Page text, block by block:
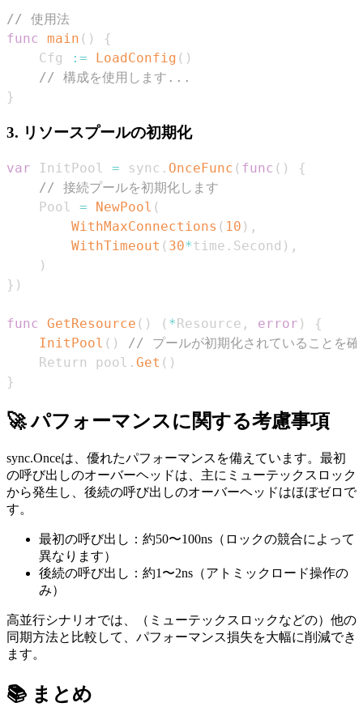
// 使用法
func main ( )
{
	Cfg
:= LoadConfig ( )
// 構成を使用します...
}
3. リソースプールの初期化
var InitPool = sync . OnceFunc ( func ( )
{
// 接続プールを初期化します
	Pool
= NewPool (
WithMaxConnections ( 10 ) ,
WithTimeout ( 30*time . Second ) ,
)
} )
func GetResource ( ) ( *Resource , error )
{
InitPool ( )
// プールが初期化されていることを確
	Return pool
. Get ( )
}
🚀 パフォーマンスに関する考慮事項
sync.Onceは、優れたパフォーマンスを備えています。最初
の呼び出しのオーバーヘッドは、主にミューテックスロック
から発生し、後続の呼び出しのオーバーヘッドはほぼゼロで
す。
最初の呼び出し：約50〜100ns（ロックの競合によって
異なります）
後続の呼び出し：約1〜2ns（アトミックロード操作の
み）
高並行シナリオでは、（ミューテックスロックなどの）他の
同期方法と比較して、パフォーマンス損失を大幅に削減でき
ます。
📚 まとめ